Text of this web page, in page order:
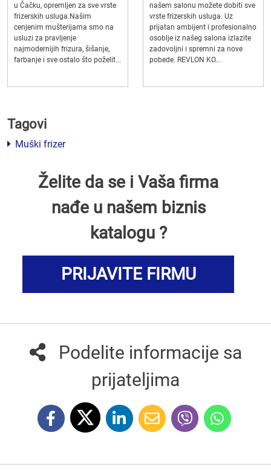
u Čačku, opremljen za sve vrste
frizerskih usluga.Našim
cenjenim mušterijama smo na
usluzi za pravljenje
najmodernijih frizura, šišanje,
farbanje i sve ostalo što poželit...
našem salonu možete dobiti sve
vrste frizerskih usluga. Uz
prijatan ambijent i profesionalno
osoblje iz našeg salona izlazite
zadovoljni i spremni za nove
pobede. REVLON KO...
Tagovi
Muški frizer
Želite da se i Vaša firma
nađe u našem biznis
katalogu ?
PRIJAVITE FIRMU
Podelite informacije sa
prijateljima